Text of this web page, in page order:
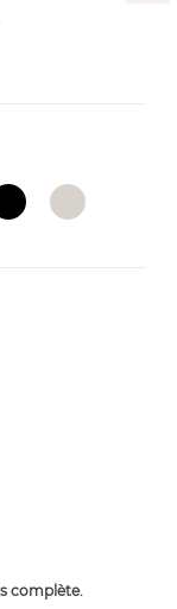
complète.